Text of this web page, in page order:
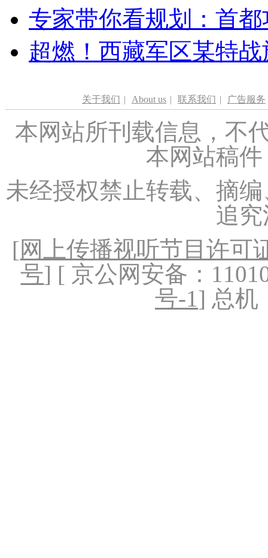
专家带你看规划：首
超燃！西藏军区某特
关于我们 | About us | 联系我们 | 广告服务
本网站所刊载信息，不
本网站稿
未经授权禁止转载、摘
追
[网上传播视听节目许可
号] [ 京公网安备：
号-1] 总机